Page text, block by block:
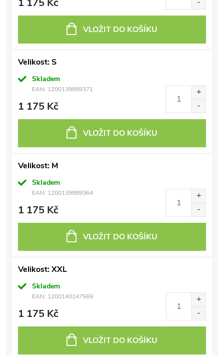
1 175 Kč
VLOŽIT DO KOŠÍKU
Velikost: S
Skladem
EAN: 1200139889371
1 175 Kč
VLOŽIT DO KOŠÍKU
Velikost: M
Skladem
EAN: 1200139889364
1 175 Kč
VLOŽIT DO KOŠÍKU
Velikost: XXL
Skladem
EAN: 1200140147569
1 175 Kč
VLOŽIT DO KOŠÍKU